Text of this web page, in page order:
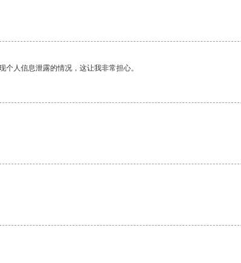
人信息泄露的情况，这让我非常担心。